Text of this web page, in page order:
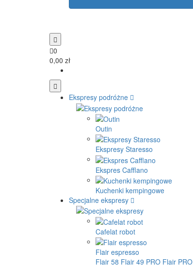
0
0,00 zł
Ekspresy podróżne
Outin
Ekspresy Staresso
Ekspres Cafflano
Kuchenki kempingowe
Specjalne ekspresy
Cafelat robot
Flair espresso
Flair 58 Flair 49 PRO Flair PRO